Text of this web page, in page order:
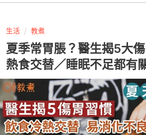
生活 教煮
夏季常胃脹？醫生揭5大
熱食交替／睡眠不足都有